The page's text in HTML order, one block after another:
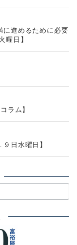
に進めるために必要
曜日】
ラム】
日水曜日】